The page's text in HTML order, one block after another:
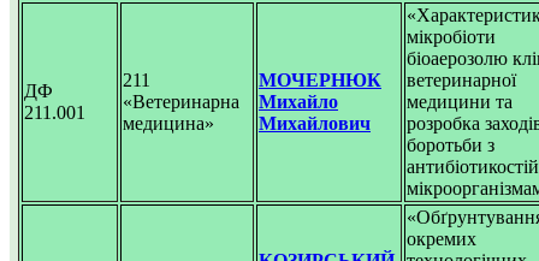
ДФ
211.001
211
«Ветеринарна
медицина»
МОЧЕРНЮК
Михайло
Михайлович
мікробіоти
біоаерозолю
ветеринарної
медицини та
розробка
боротьби з
окремих